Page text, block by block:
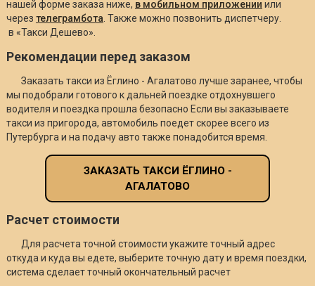
нашей форме заказа ниже, в мобильном приложении или
через телеграмбота . Также можно позвонить диспетчеру.
в «Такси Дешево».
Рекомендации перед заказом
Заказать такси из Ёглино - Агалатово лучше заранее, чтобы
мы подобрали готового к дальней поездке отдохнувшего
водителя и поездка прошла безопасно Если вы заказываете
такси из пригорода, автомобиль поедет скорее всего из
Путербурга и на подачу авто также понадобится время.
ЗАКАЗАТЬ ТАКСИ ЁГЛИНО -
АГАЛАТОВО
Расчет стоимости
Для расчета точной стоимости укажите точный адрес
откуда и куда вы едете, выберите точную дату и время поездки,
система сделает точный окончательный расчет